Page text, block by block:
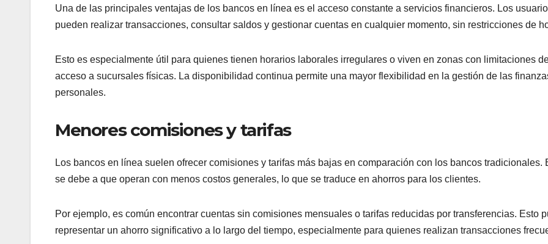
Una de las principales ventajas de los bancos en línea es el acceso constante a servicios financieros. Los
pueden realizar transacciones, consultar saldos y gestionar cuentas en cualquier momento, sin restricciones de
Esto es especialmente útil para quienes tienen horarios laborales irregulares o viven en zonas con limitaciones
acceso a sucursales físicas. La disponibilidad continua permite una mayor flexibilidad en la gestión de las
personales.
Menores comisiones y tarifas
Los bancos en línea suelen ofrecer comisiones y tarifas más bajas en comparación con los bancos tradicionales.
se debe a que operan con menos costos generales, lo que se traduce en ahorros para los clientes.
Por ejemplo, es común encontrar cuentas sin comisiones mensuales o tarifas reducidas por transferencias. Esto
representar un ahorro significativo a lo largo del tiempo, especialmente para quienes realizan transacciones